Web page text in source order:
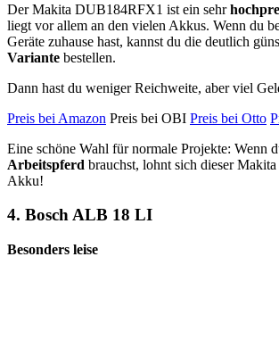
Der Makita DUB184RFX1 ist ein sehr
liegt vor allem an den vielen Akkus. Wenn du
Geräte zuhause hast, kannst du die deutlich
Variante bestellen.
Dann hast du weniger Reichweite, aber viel
Preis bei Amazon Preis bei OBI Preis bei Otto
Eine schöne Wahl für normale Projekte: Wenn
Arbeitspferd brauchst, lohnt sich dieser
Akku!
4. Bosch ALB 18 LI
Besonders leise